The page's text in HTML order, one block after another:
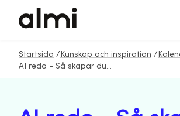
Startsida / Kunskap och inspiration /
AI redo - Så skapar du affärsnytta med AI i praktiken